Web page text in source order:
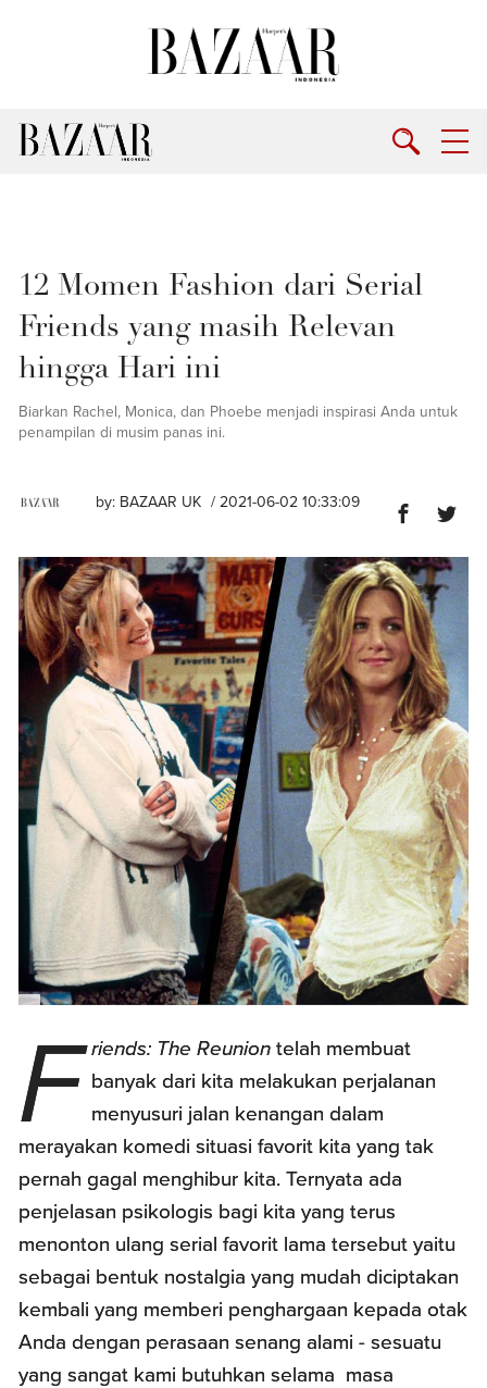
12 Momen Fashion dari Serial
Friends yang masih Relevan
hingga Hari ini
Biarkan Rachel, Monica, dan Phoebe menjadi inspirasi Anda untuk
penampilan di musim panas ini.
by: BAZAAR UK / 2021-06-02 10:33:09
F riends: The Reunion telah membuat
banyak dari kita melakukan perjalanan
menyusuri jalan kenangan dalam
merayakan komedi situasi favorit kita yang tak
pernah gagal menghibur kita. Ternyata ada
penjelasan psikologis bagi kita yang terus
menonton ulang serial favorit lama tersebut yaitu
sebagai bentuk nostalgia yang mudah diciptakan
kembali yang memberi penghargaan kepada otak
Anda dengan perasaan senang alami - sesuatu
yang sangat kami butuhkan selama masa